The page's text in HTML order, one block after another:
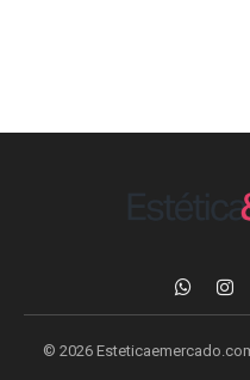
WhatsApp
© 2026